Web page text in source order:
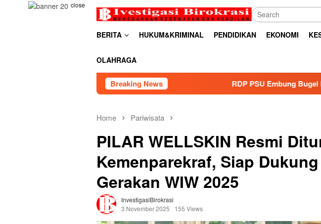
close
BERITA HUKUM&KRIMINAL PENDIDIKAN EKONOMI
OLAHRAGA
Breaking NewsRDP PSU Embung Bugel Karawaci Mandek,
Home Pariwisata
PILAR WELLSKIN Resmi
Kemenparekraf, Siap
Gerakan WIW 2025
InvestigasiBirokrasi
3 November 2025
155 Views